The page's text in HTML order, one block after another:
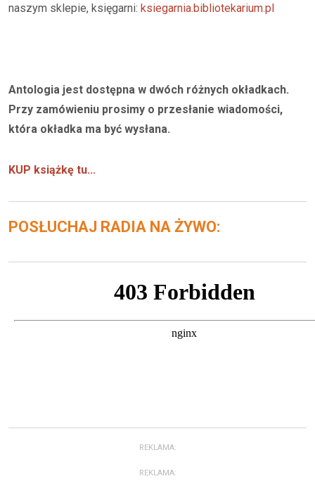
naszym sklepie, księgarni: ksiegarnia.bibliotekarium.pl
Antologia jest dostępna w dwóch różnych okładkach.
Przy zamówieniu prosimy o przesłanie wiadomości,
która okładka ma być wysłana.
KUP książkę tu...
POSŁUCHAJ RADIA NA ŻYWO:
REKLAMA:
REKLAMA: